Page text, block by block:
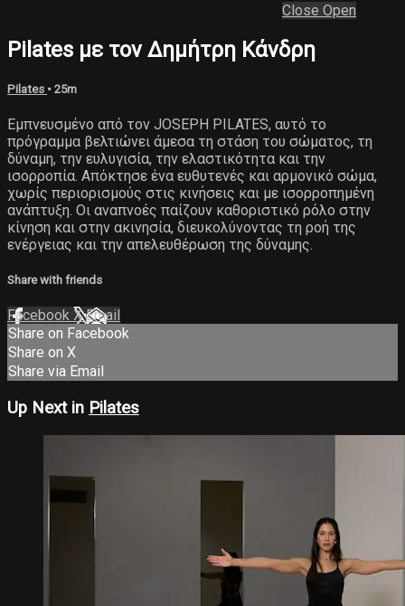
Close Open
Pilates με τον Δημήτρη Κάνδρη
Pilates • 25m
Εμπνευσμένο από τον JOSEPH PILATES, αυτό το
πρόγραμμα βελτιώνει άμεσα τη στάση του σώματος, τη
δύναμη, την ευλυγισία, την ελαστικότητα και την
ισορροπία. Απόκτησε ένα ευθυτενές και αρμονικό σώμα,
χωρίς περιορισμούς στις κινήσεις και με ισορροπημένη
ανάπτυξη. Οι αναπνοές παίζουν καθοριστικό ρόλο στην
κίνηση και στην ακινησία, διευκολύνοντας τη ροή της
ενέργειας και την απελευθέρωση της δύναμης.
Share with friends
Facebook XEmail
Share on Facebook
Share on X
Share via Email
Up Next in Pilates